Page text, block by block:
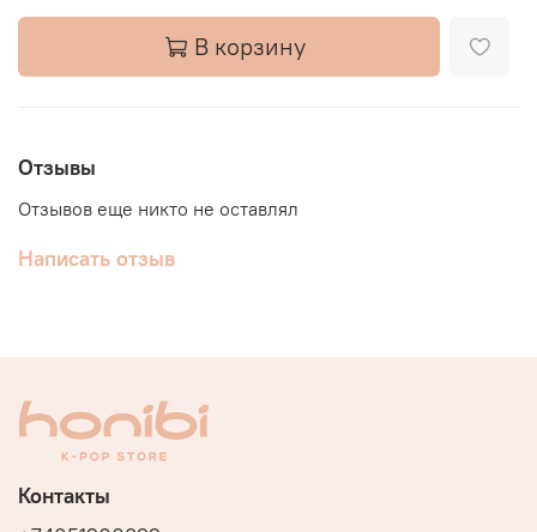
В корзину
Отзывы
Отзывов еще никто не оставлял
Написать отзыв
Контакты